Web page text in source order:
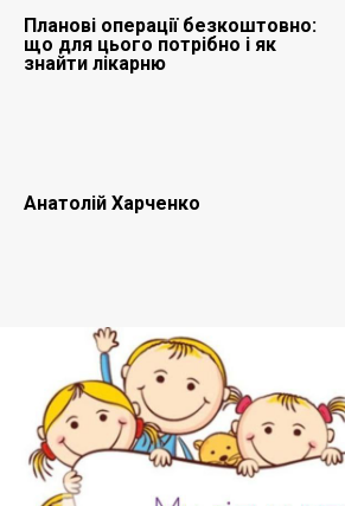
Планові операції безкоштовно:
що для цього потрібно і як
знайти лікарню
Анатолій Харченко